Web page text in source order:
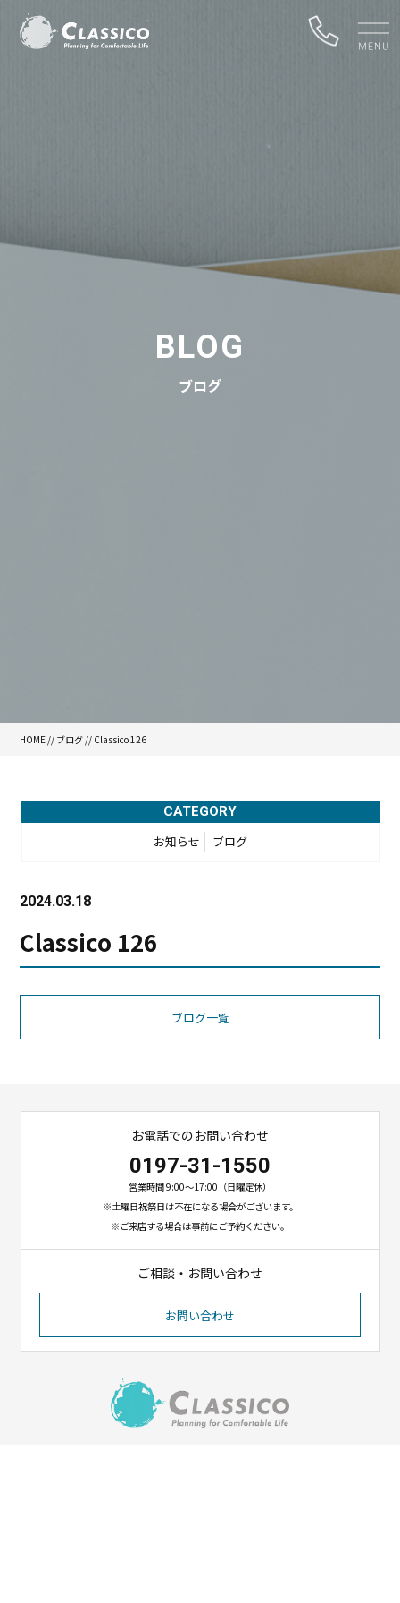
BLOG
ブログ
HOME // ブログ // Classico 126
CATEGORY
お知らせ ブログ
2024.03.18
Classico 126
ブログ一覧
お電話でのお問い合わせ
0197-31-1550
営業時間 9:00〜17:00（日曜定休）
※土曜日祝祭日は不在になる場合がございます。
※ご来店する場合は事前にご予約ください。
ご相談・お問い合わせ
お問い合わせ